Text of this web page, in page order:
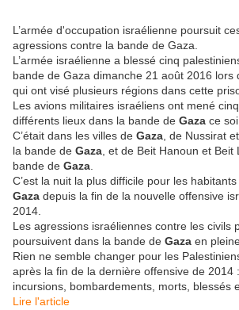
L’armée d'occupation israélienne poursuit
agressions contre la bande de Gaza.
L’armée israélienne a blessé cinq
bande de Gaza dimanche 21 août 2016 lors
qui ont visé plusieurs régions dans cette
Les avions militaires israéliens ont mené
différents lieux dans la bande de Gaza ce
C’était dans les villes de Gaza , de Nussirat
la bande de Gaza , et de Beit Hanoun et
bande de Gaza
C’est la nuit la plus difficile pour les
Gaza depuis la fin de la nouvelle offensive
2014.
Les agressions israéliennes contre les civils
poursuivent dans la bande de Gaza en
Rien ne semble changer pour les
après la fin de la dernière offensive de 2014
incursions, bombardements, morts, blessés
Lire l'article